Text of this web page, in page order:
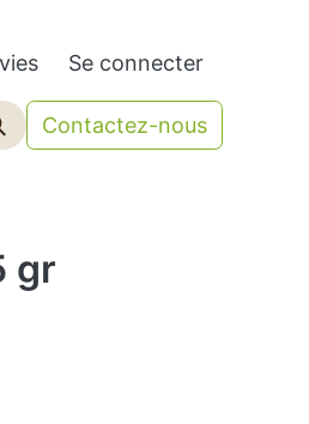
Se connecter
Contactez-nous
gr